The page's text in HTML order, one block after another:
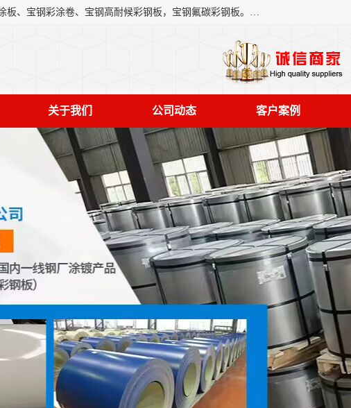
上海轩本实业有限公司主营产品：宝钢彩钢板、宝钢彩钢卷、宝钢彩涂板、宝钢彩涂卷、宝钢高耐候彩钢板，宝钢氟碳彩钢板。是一家集钢铁贸易，物流、加工为一体的产业全配套公司。
关于我们 公司动态 客户案例